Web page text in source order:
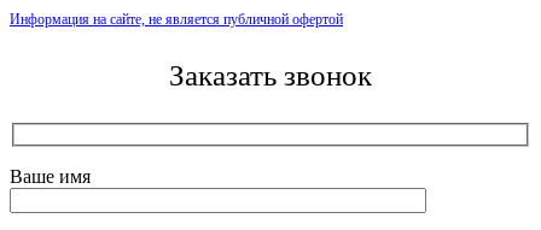
Информация на сайте, не является публичной офертой
Заказать звонок
Ваше имя